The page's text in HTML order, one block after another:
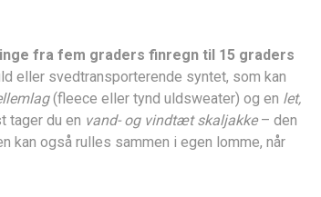
fra fem graders finregn til 15 graders
eller svedtransporterende syntet, som kan
(fleece eller tynd uldsweater) og en let,
tager du en vand- og vindtæt skaljakke– den
kan også rulles sammen i egen lomme, når